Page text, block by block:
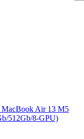
Air 13 M5
512Gb/8-GPU)